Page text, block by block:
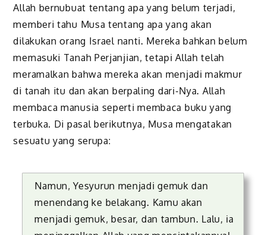
Allah bernubuat tentang apa yang belum terjadi,
memberi tahu Musa tentang apa yang akan
dilakukan orang Israel nanti. Mereka bahkan belum
memasuki Tanah Perjanjian, tetapi Allah telah
meramalkan bahwa mereka akan menjadi makmur
di tanah itu dan akan berpaling dari-Nya. Allah
membaca manusia seperti membaca buku yang
terbuka. Di pasal berikutnya, Musa mengatakan
sesuatu yang serupa:
Namun, Yesyurun menjadi gemuk dan
menendang ke belakang. Kamu akan
menjadi gemuk, besar, dan tambun. Lalu, ia